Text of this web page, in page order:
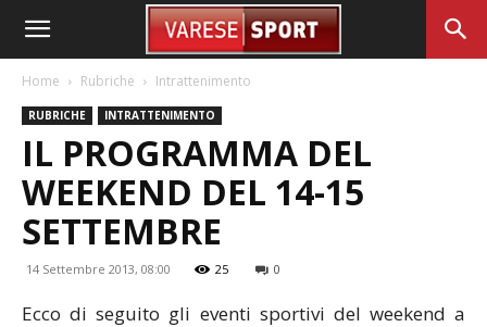
Home Rubriche Intrattenimento
RUBRICHE INTRATTENIMENTO
IL PROGRAMMA DEL
WEEKEND DEL 14-15
SETTEMBRE
14 Settembre 2013, 08:00 25 0
Ecco di seguito gli eventi sportivi del weekend a